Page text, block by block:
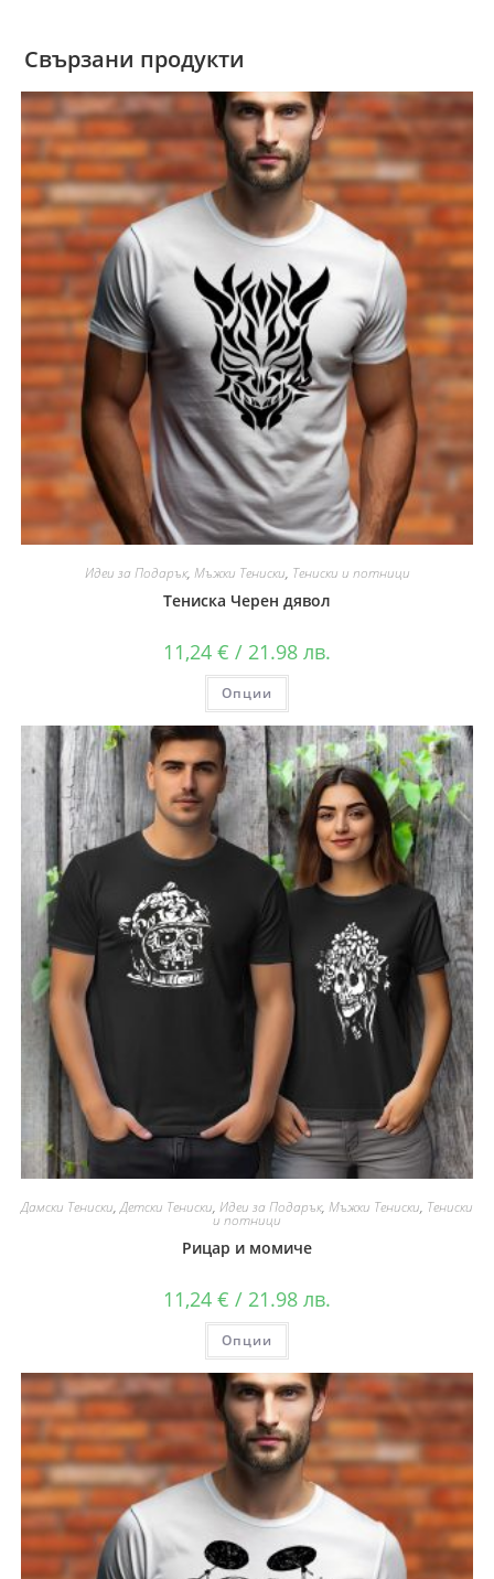
Свързани продукти
Идеи за Подарък, Мъжки Тениски, Тениски и потници
Тениска Черен дявол
11,24 € / 21.98 лв.
Опции
Дамски Тениски, Детски Тениски, Идеи за Подарък, Мъжки Тениски, Тениски
и потници
Рицар и момиче
11,24 € / 21.98 лв.
Опции